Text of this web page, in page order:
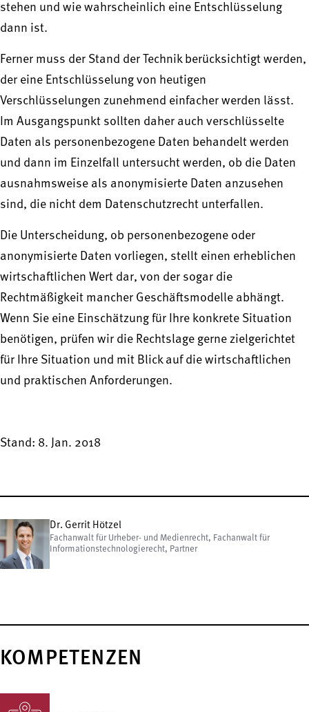
stehen und wie wahrscheinlich eine Entschlüsselung
dann ist.
Ferner muss der Stand der Technik berücksichtigt werden,
der eine Entschlüsselung von heutigen
Verschlüsselungen zunehmend einfacher werden lässt.
Im Ausgangspunkt sollten daher auch verschlüsselte
Daten als personenbezogene Daten behandelt werden
und dann im Einzelfall untersucht werden, ob die Daten
ausnahmsweise als anonymisierte Daten anzusehen
sind, die nicht dem Datenschutzrecht unterfallen.
Die Unterscheidung, ob personenbezogene oder
anonymisierte Daten vorliegen, stellt einen erheblichen
wirtschaftlichen Wert dar, von der sogar die
Rechtmäßigkeit mancher Geschäftsmodelle abhängt.
Wenn Sie eine Einschätzung für Ihre konkrete Situation
benötigen, prüfen wir die Rechtslage gerne zielgerichtet
für Ihre Situation und mit Blick auf die wirtschaftlichen
und praktischen Anforderungen.
Stand: 8. Jan. 2018
Dr. Gerrit Hötzel
Fachanwalt für Urheber- und Medienrecht, Fachanwalt für
Informationstechnologierecht, Partner
KOMPETENZEN